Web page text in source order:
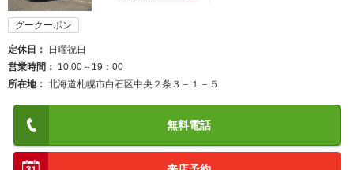
グークーポン
定休日
日曜祝日
営業時間
10:00～19：00
所在地
北海道札幌市白石区中央２条３－１－５
無料電話